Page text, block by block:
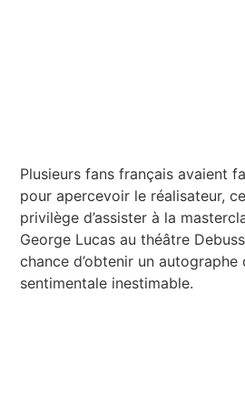
Plusieurs fans français avaient
pour apercevoir le réalisateur,
privilège d’assister à la
George Lucas au théâtre
chance d’obtenir un autographe
sentimentale inestimable.